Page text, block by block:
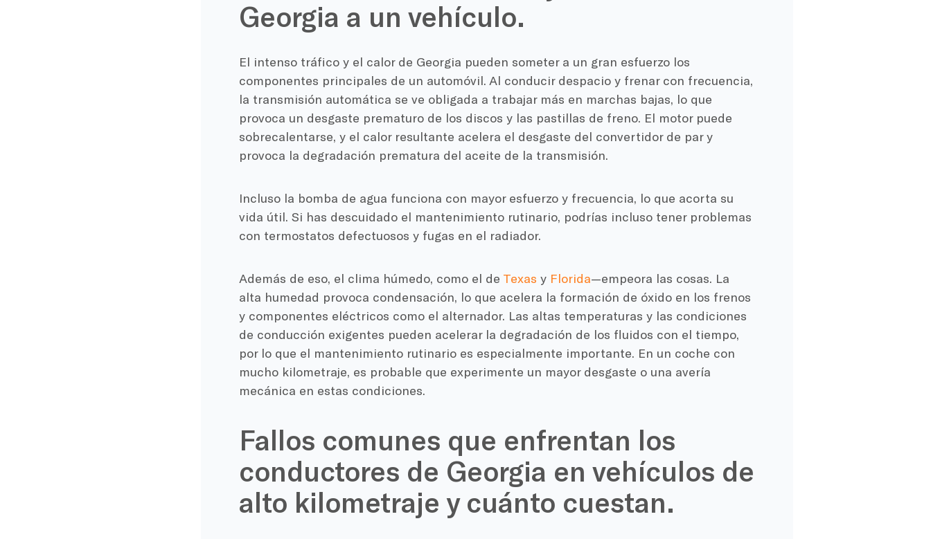
Georgia a un vehículo.
El intenso tráfico y el calor de Georgia pueden someter a un gran esfuerzo los
componentes principales de un automóvil. Al conducir despacio y frenar con frecuencia,
la transmisión automática se ve obligada a trabajar más en marchas bajas, lo que
provoca un desgaste prematuro de los discos y las pastillas de freno. El motor puede
sobrecalentarse, y el calor resultante acelera el desgaste del convertidor de par y
provoca la degradación prematura del aceite de la transmisión.
Incluso la bomba de agua funciona con mayor esfuerzo y frecuencia, lo que acorta su
vida útil. Si has descuidado el mantenimiento rutinario, podrías incluso tener problemas
con termostatos defectuosos y fugas en el radiador.
Además de eso, el clima húmedo, como el de Texas y Florida—empeora las cosas. La
alta humedad provoca condensación, lo que acelera la formación de óxido en los frenos
y componentes eléctricos como el alternador. Las altas temperaturas y las condiciones
de conducción exigentes pueden acelerar la degradación de los fluidos con el tiempo,
por lo que el mantenimiento rutinario es especialmente importante. En un coche con
mucho kilometraje, es probable que experimente un mayor desgaste o una avería
mecánica en estas condiciones.
Fallos comunes que enfrentan los
conductores de Georgia en vehículos de
alto kilometraje y cuánto cuestan.